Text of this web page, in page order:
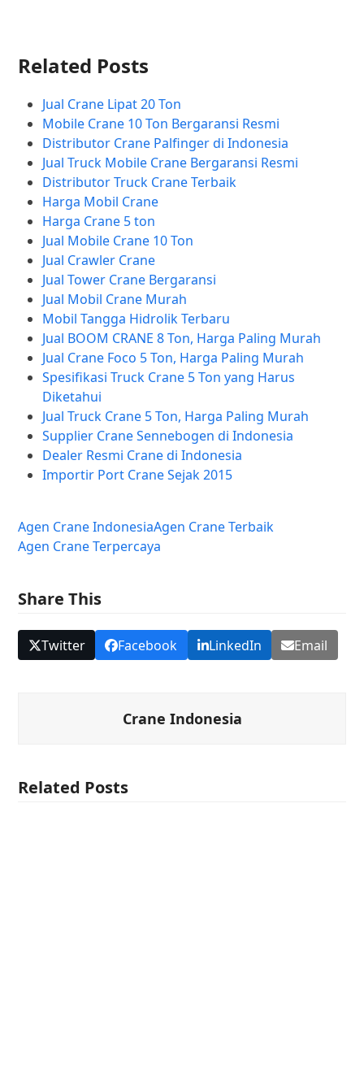
Related Posts
Jual Crane Lipat 20 Ton
Mobile Crane 10 Ton Bergaransi Resmi
Distributor Crane Palfinger di Indonesia
Jual Truck Mobile Crane Bergaransi Resmi
Distributor Truck Crane Terbaik
Harga Mobil Crane
Harga Crane 5 ton
Jual Mobile Crane 10 Ton
Jual Crawler Crane
Jual Tower Crane Bergaransi
Jual Mobil Crane Murah
Mobil Tangga Hidrolik Terbaru
Jual BOOM CRANE 8 Ton, Harga Paling Murah
Jual Crane Foco 5 Ton, Harga Paling Murah
Spesifikasi Truck Crane 5 Ton yang Harus
Diketahui
Jual Truck Crane 5 Ton, Harga Paling Murah
Supplier Crane Sennebogen di Indonesia
Dealer Resmi Crane di Indonesia
Importir Port Crane Sejak 2015
Agen Crane IndonesiaAgen Crane Terbaik
Agen Crane Terpercaya
Share This
Twitter Facebook LinkedIn Email
Crane Indonesia
Related Posts